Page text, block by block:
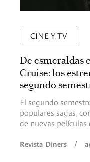
CINE Y TV
De esmeraldas
Cruise: los
segundo
El segundo
populares sagas,
de nuevas películas
Revista Diners /